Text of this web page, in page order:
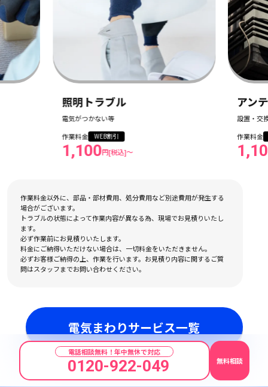
アンテナ工事
1,100
作業料金以外に、部品・部材費用、処分費用など別途費用が発生する
場合がございます。
トラブルの状態によって作業内容が異なる為、現場でお見積りいたし
ます。
必ず作業前にお見積りいたします。
料金にご納得いただけない場合は、一切料金をいただきません。
必ずお客様ご納得の上、作業を行います。お見積り内容に関するご質
問はスタッフまでお問い合わせください。
電気まわりサービス一覧
電話相談無料！年中無休で対応
0120-922-049 無料相談